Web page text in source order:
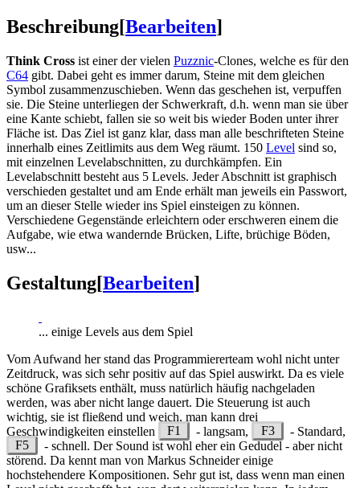
Beschreibung[Bearbeiten]
Think Cross ist einer der vielen Puzznic-Clones, welche es für den
C64 gibt. Dabei geht es immer darum, Steine mit dem gleichen
Symbol zusammenzuschieben. Wenn das geschehen ist, verpuffen
sie. Die Steine unterliegen der Schwerkraft, d.h. wenn man sie über
eine Kante schiebt, fallen sie so weit bis wieder Boden unter ihrer
Fläche ist. Das Ziel ist ganz klar, dass man alle beschrifteten Steine
innerhalb eines Zeitlimits aus dem Weg räumt. 150 Level sind so,
mit einzelnen Levelabschnitten, zu durchkämpfen. Ein
Levelabschnitt besteht aus 5 Levels. Jeder Abschnitt ist graphisch
verschieden gestaltet und am Ende erhält man jeweils ein Passwort,
um an dieser Stelle wieder ins Spiel einsteigen zu können.
Verschiedene Gegenstände erleichtern oder erschweren einem die
Aufgabe, wie etwa wandernde Brücken, Lifte, brüchige Böden,
usw...
Gestaltung[Bearbeiten]
... einige Levels aus dem Spiel
Vom Aufwand her stand das Programmiererteam wohl nicht unter
Zeitdruck, was sich sehr positiv auf das Spiel auswirkt. Da es viele
schöne Grafiksets enthält, muss natürlich häufig nachgeladen
werden, was aber nicht lange dauert. Die Steuerung ist auch
wichtig, sie ist fließend und weich, man kann drei
Geschwindigkeiten einstellen
F1 - langsam, F3
- Standard,
F5
- schnell. Der Sound ist wohl eher ein Gedudel - aber nicht
störend. Da kennt man von Markus Schneider einige
hochstehendere Kompositionen. Sehr gut ist, dass wenn man einen